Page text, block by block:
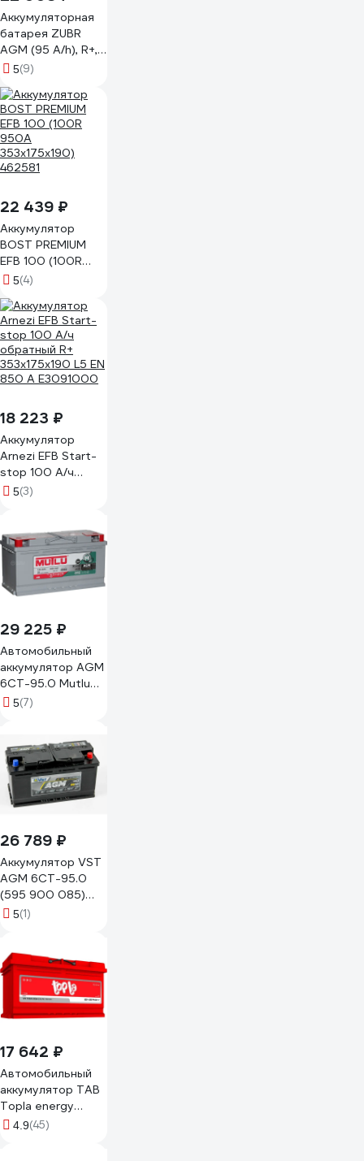
Аккумуляторная
батарея ZUBR
AGM (95 A/h), R+,
Китай ZA950
5(9)
22 439 ₽
Аккумулятор
BOST PREMIUM
EFB 100 (100R
950A
462581
5(4)
18 223 ₽
Аккумулятор
Arnezi EFB Start-
stop 100 А/ч
обратный R+
5(3)
29 225 ₽
Автомобильный
аккумулятор AGM
6СТ-95.0 Mutlu
AGM.L5.95.090.A
5(7)
26 789 ₽
Аккумулятор VST
AGM 6СТ-95.0
(595 900 085)
595900085
5(1)
17 642 ₽
Автомобильный
аккумулятор TAB
Topla energy
6ст-100.0 108400
4.9(45)